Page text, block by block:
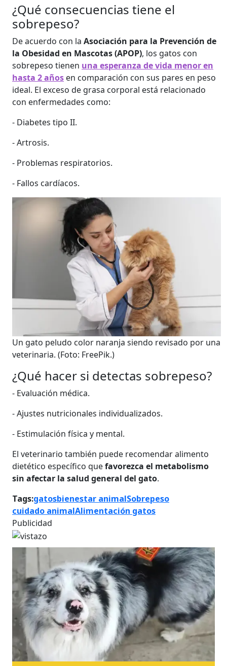
¿Qué consecuencias tiene el
sobrepeso?
De acuerdo con la Asociación para la Prevención de
la Obesidad en Mascotas (APOP), los gatos con
sobrepeso tienen una esperanza de vida menor en
hasta 2 años en comparación con sus pares en peso
ideal. El exceso de grasa corporal está relacionado
con enfermedades como:
- Diabetes tipo II.
- Artrosis.
- Problemas respiratorios.
- Fallos cardíacos.
Un gato peludo color naranja siendo revisado por una
veterinaria. (Foto: FreePik.)
¿Qué hacer si detectas sobrepeso?
- Evaluación médica.
- Ajustes nutricionales individualizados.
- Estimulación física y mental.
El veterinario también puede recomendar alimento
dietético específico quefavorezca el metabolismo
sin afectar la salud general del gato.
Tags:gatosbienestar animalSobrepeso
cuidado animalAlimentación gatos
Publicidad